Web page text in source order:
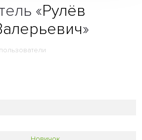
«Рулёв
»